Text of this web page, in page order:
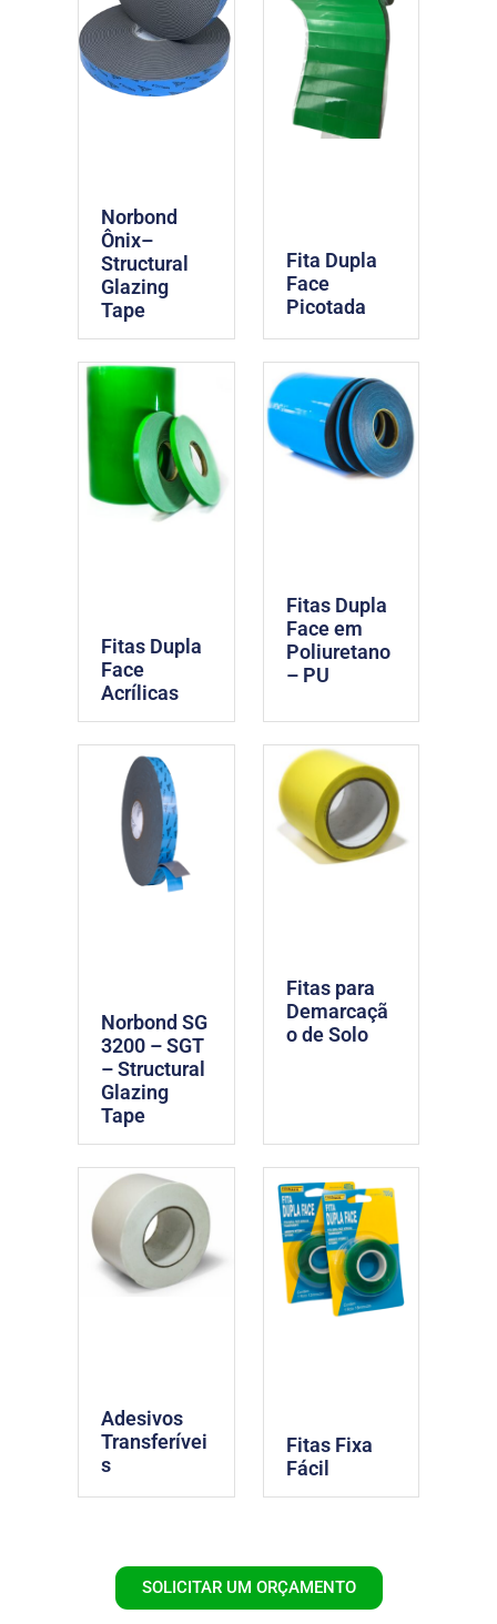
Norbond
Ônix–
Structural
Glazing
Tape
Fita Dupla
Face
Picotada
Fitas Dupla
Face
Acrílicas
Fitas Dupla
Face em
Poliuretano
– PU
Norbond SG
3200 – SGT
– Structural
Glazing
Tape
Fitas para
Demarcaçã
o de Solo
Adesivos
Transferívei
s
Fitas Fixa
Fácil
SOLICITAR UM ORÇAMENTO